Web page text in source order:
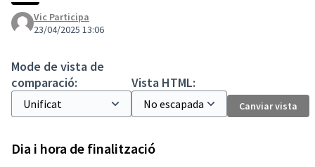
Vic Participa
23/04/2025 13:06
Mode de vista de
comparació:
Vista HTML:
Canviar vista
Dia i hora de finalització